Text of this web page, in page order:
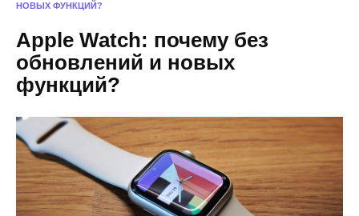
НОВЫХ ФУНКЦИЙ?
Apple Watch: почему без
обновлений и новых
функций?